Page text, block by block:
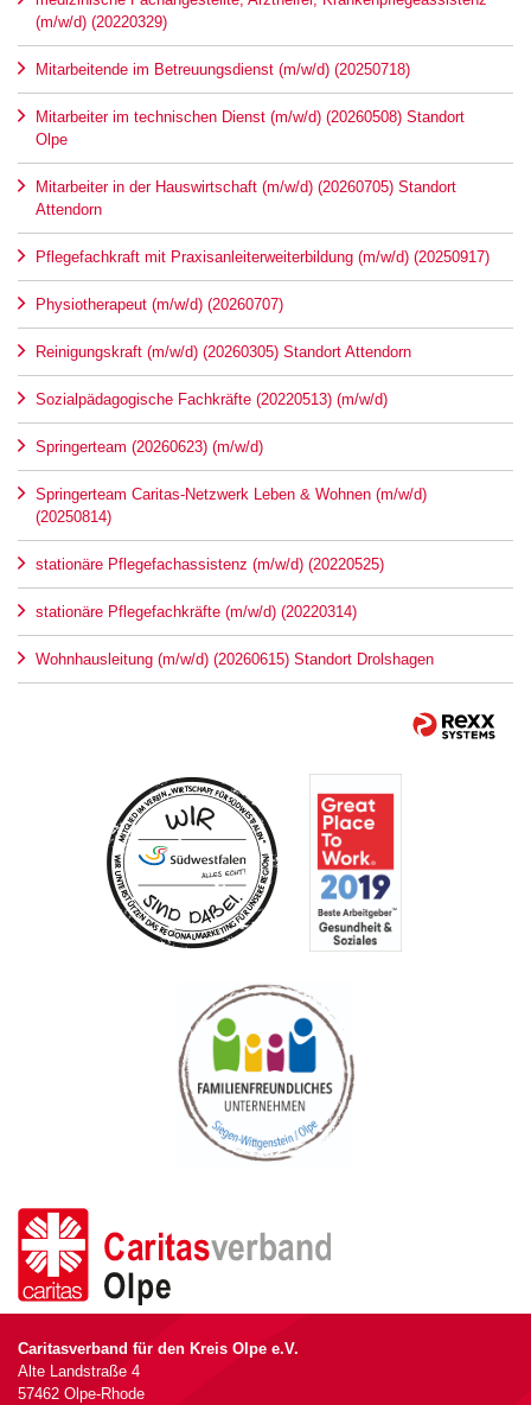
(m/w/d) (20220329)
Mitarbeitende im Betreuungsdienst (m/w/d) (20250718)
Mitarbeiter im technischen Dienst (m/w/d) (20260508) Standort
Olpe
Mitarbeiter in der Hauswirtschaft (m/w/d) (20260705) Standort
Attendorn
Pflegefachkraft mit Praxisanleiterweiterbildung (m/w/d) (20250917)
Physiotherapeut (m/w/d) (20260707)
Reinigungskraft (m/w/d) (20260305) Standort Attendorn
Sozialpädagogische Fachkräfte (20220513) (m/w/d)
Springerteam (20260623) (m/w/d)
Springerteam Caritas-Netzwerk Leben & Wohnen (m/w/d)
(20250814)
stationäre Pflegefachassistenz (m/w/d) (20220525)
stationäre Pflegefachkräfte (m/w/d) (20220314)
Wohnhausleitung (m/w/d) (20260615) Standort Drolshagen
Caritasverband für den Kreis Olpe e.V.
Alte Landstraße 4
57462 Olpe-Rhode